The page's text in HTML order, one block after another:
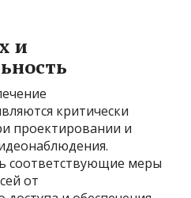
и
критически
проектировании и
соответствующие меры
от